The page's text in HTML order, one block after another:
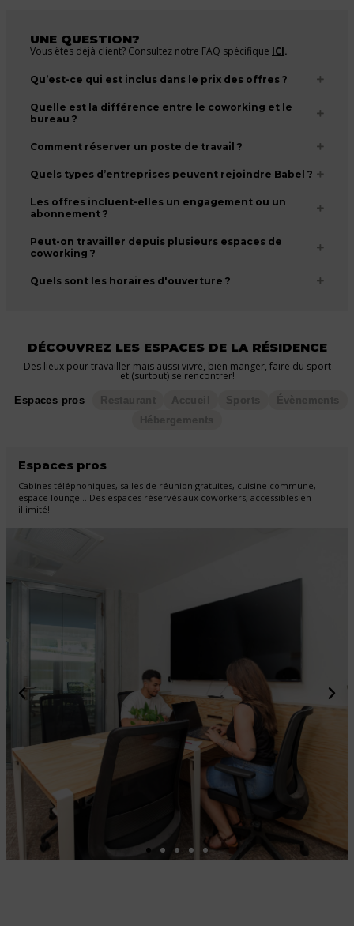
UNE QUESTION?
Vous êtes déjà client? Consultez notre FAQ spécifique ICI.
Qu’est-ce qui est inclus dans le prix des offres ?
Quelle est la différence entre le coworking et le
bureau ?
Comment réserver un poste de travail ?
Quels types d’entreprises peuvent rejoindre Babel ?
Les offres incluent-elles un engagement ou un
abonnement ?
Peut-on travailler depuis plusieurs espaces de
coworking ?
Quels sont les horaires d'ouverture ?
DÉCOUVREZ LES ESPACES DE LA RÉSIDENCE
Des lieux pour travailler mais aussi vivre, bien manger, faire du sport
et (surtout) se rencontrer!
Espaces pros
Espaces pros
Cabines téléphoniques, salles de réunion gratuites, cuisine commune,
espace lounge… Des espaces réservés aux coworkers, accessibles en
illimité!